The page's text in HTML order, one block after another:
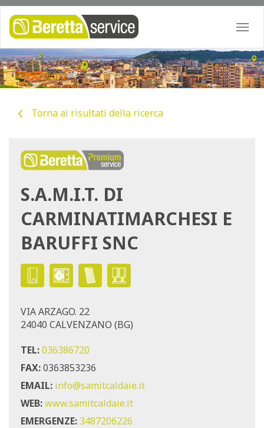
Torna ai risultati della ricerca
S.A.M.I.T. DI
CARMINATIMARCHESI E
BARUFFI SNC
VIA ARZAGO. 22
24040 CALVENZANO (BG)
TEL:036386720
FAX:0363853236
EMAIL: info@samitcaldaie.it
WEB:www.samitcaldaie.it
EMERGENZE: 3487206226